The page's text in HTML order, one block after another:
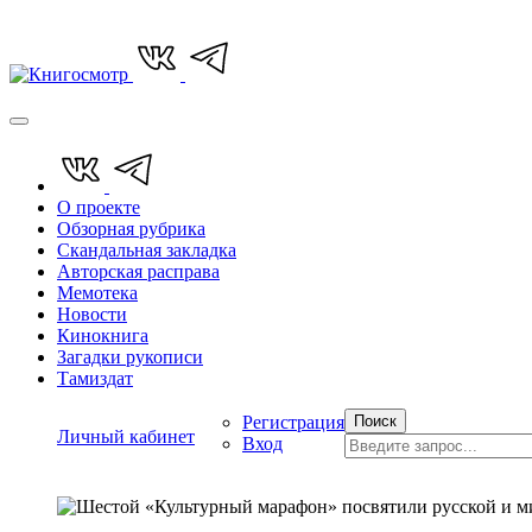
О проекте
Обзорная рубрика
Скандальная закладка
Авторская расправа
Мемотека
Новости
Кинокнига
Загадки рукописи
Тамиздат
Личный кабинет
Регистрация
Вход
Поиск